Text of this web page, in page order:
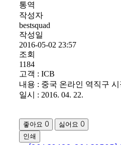
통역
작성자
bestsquad
작성일
2016-05-02 23:57
조회
1184
고객 : ICB
내용 : 중국 온라인 역직구
일시 : 2016. 04. 22.
좋아요 0 싫어요 0
인쇄